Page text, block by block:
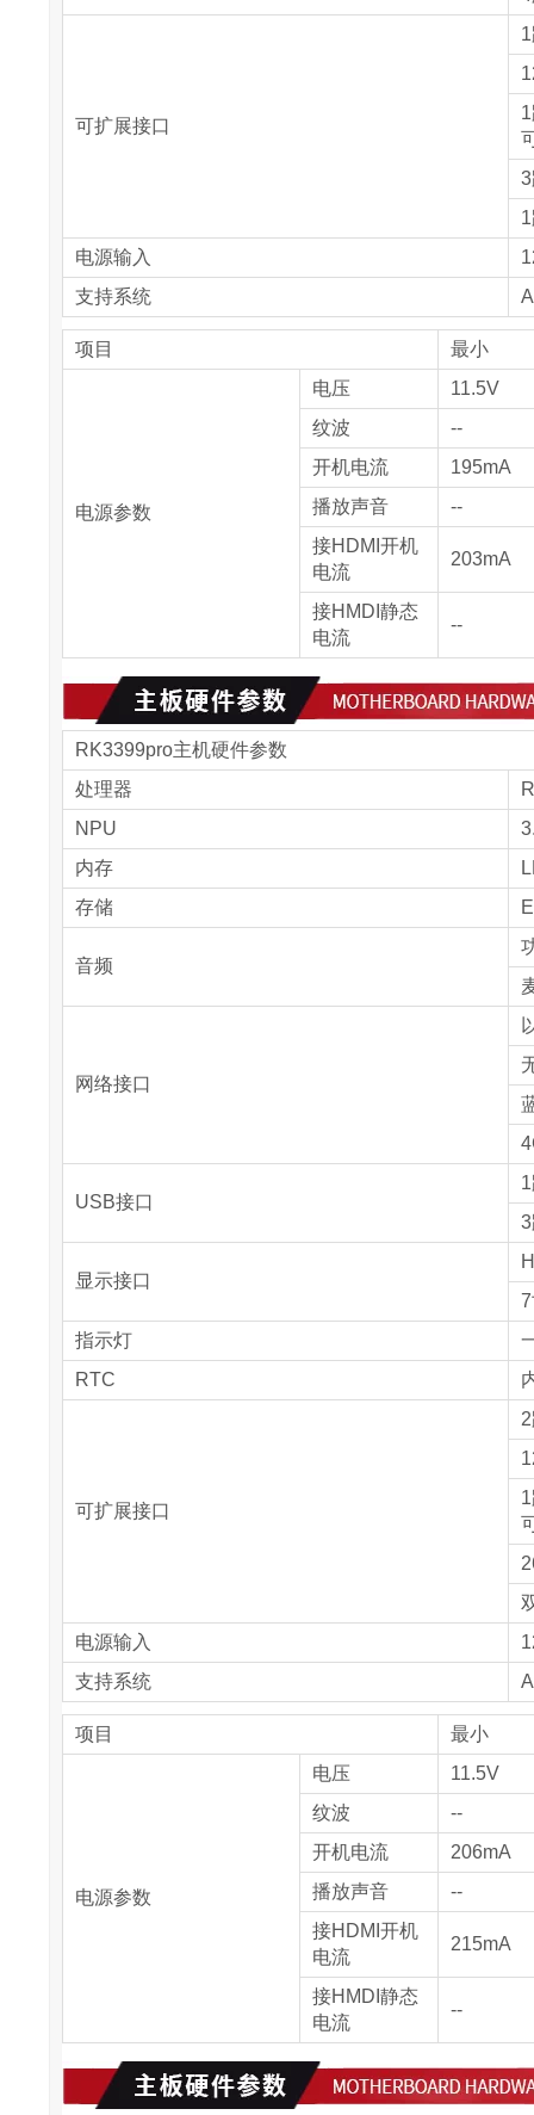
可扩展接口
电源输入
支持系统
项目 最小
电源参数
电压
11.5V
纹波
--
开机电流
195mA
播放声音
--
接HDMI开机
电流
203mA
接HMDI静态
电流
--
RK3399pro主机硬件参数
处理器
NPU
内存
存储
音频
网络接口
USB接口
显示接口
指示灯
RTC
可扩展接口
电源输入
支持系统
项目 最小
电源参数
电压
11.5V
纹波
--
开机电流
206mA
播放声音
--
接HDMI开机
电流
215mA
接HMDI静态
电流
--